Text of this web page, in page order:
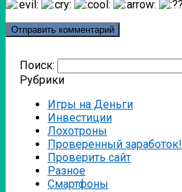
Поиск:
Рубрики
Игры на Деньги
Инвестиции
Лохотроны
Проверенный заработок!
Проверить сайт
Разное
Смартфоны